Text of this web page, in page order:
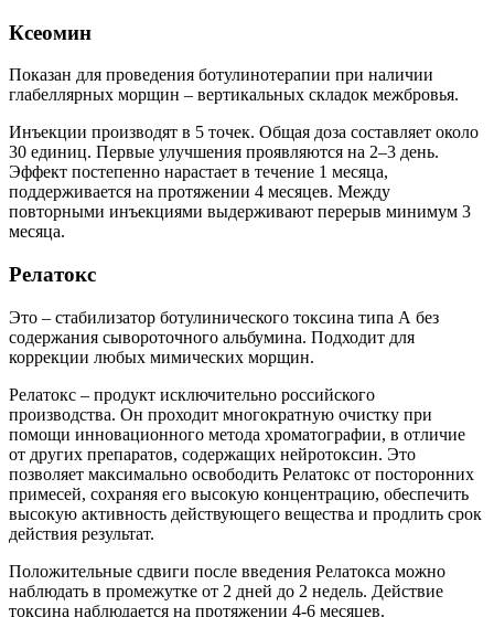
Ксеомин
Показан для проведения ботулинотерапии при наличии
глабеллярных морщин – вертикальных складок межбровья.
Инъекции производят в 5 точек. Общая доза составляет около
30 единиц. Первые улучшения проявляются на 2–3 день.
Эффект постепенно нарастает в течение 1 месяца,
поддерживается на протяжении 4 месяцев. Между
повторными инъекциями выдерживают перерыв минимум 3
месяца.
Релатокс
Это – стабилизатор ботулинического токсина типа А без
содержания сывороточного альбумина. Подходит для
коррекции любых мимических морщин.
Релатокс – продукт исключительно российского
производства. Он проходит многократную очистку при
помощи инновационного метода хроматографии, в отличие
от других препаратов, содержащих нейротоксин. Это
позволяет максимально освободить Релатокс от посторонних
примесей, сохраняя его высокую концентрацию, обеспечить
высокую активность действующего вещества и продлить срок
действия результат.
Положительные сдвиги после введения Релатокса можно
наблюдать в промежутке от 2 дней до 2 недель. Действие
токсина наблюдается на протяжении 4-6 месяцев.